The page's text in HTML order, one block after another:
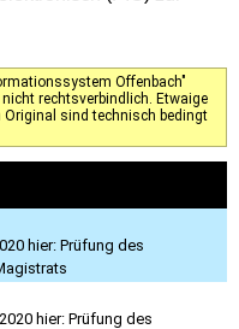
Offenbach"
rechtsverbindlich. Etwaige
Original sind technisch bedingt
hier: Prüfung des
hier: Prüfung des